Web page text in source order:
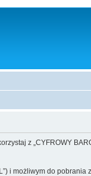
z „CYFROWY
i możliwym do pobrania